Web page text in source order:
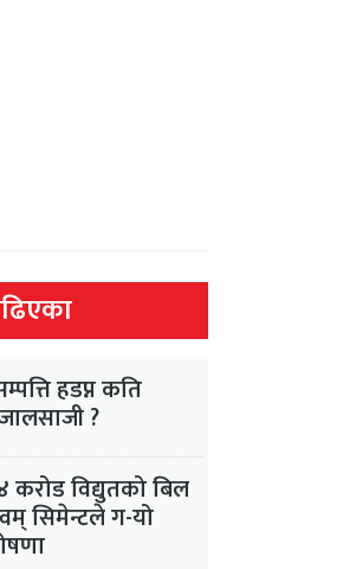
हडप्न कति
?
करोड विद्युतको बिल
सिमेन्टले ग-यो